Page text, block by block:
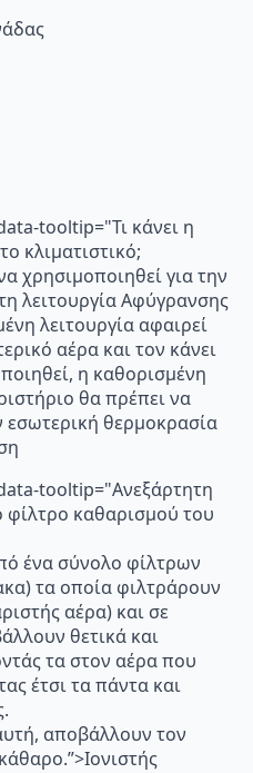
tooltip="Τι κάνει η
κλιματιστικό;
χρησιμοποιηθεί για την
λειτουργία Αφύγρανσης
λειτουργία αφαιρεί
αέρα και τον κάνει
η καθορισμένη
θα πρέπει να
εσωτερική θερμοκρασία
tooltip="Ανεξάρτητη
καθαρισμού του
ένα σύνολο φίλτρων
τα οποία φιλτράρουν
αέρα) και σε
θετικά και
τα στον αέρα που
έτσι τα πάντα και
αποβάλλουν τον